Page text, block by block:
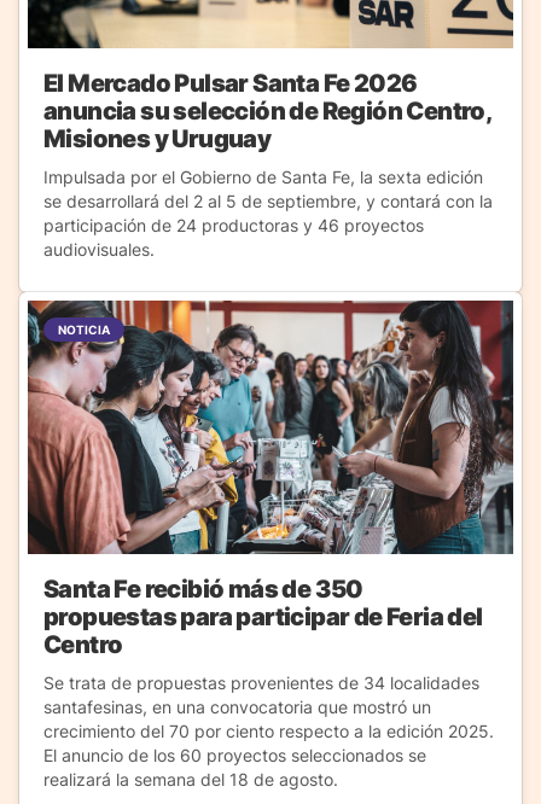
El Mercado Pulsar Santa Fe 2026
anuncia su selección de Región Centro,
Misiones y Uruguay
Impulsada por el Gobierno de Santa Fe, la sexta edición
se desarrollará del 2 al 5 de septiembre, y contará con la
participación de 24 productoras y 46 proyectos
audiovisuales.
NOTICIA
Santa Fe recibió más de 350
propuestas para participar de Feria del
Centro
Se trata de propuestas provenientes de 34 localidades
santafesinas, en una convocatoria que mostró un
crecimiento del 70 por ciento respecto a la edición 2025.
El anuncio de los 60 proyectos seleccionados se
realizará la semana del 18 de agosto.